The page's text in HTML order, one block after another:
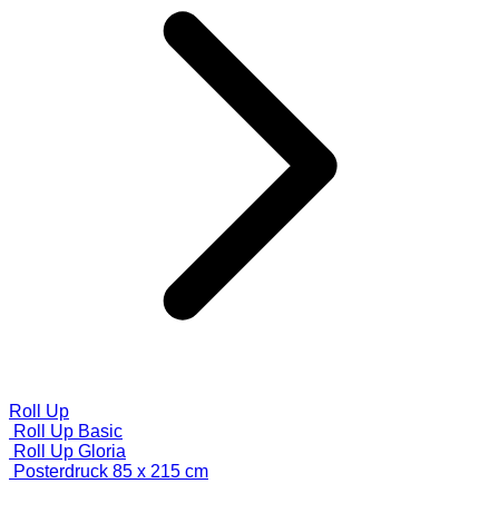
Roll Up
Roll Up Basic
Roll Up Gloria
Posterdruck 85 x 215 cm